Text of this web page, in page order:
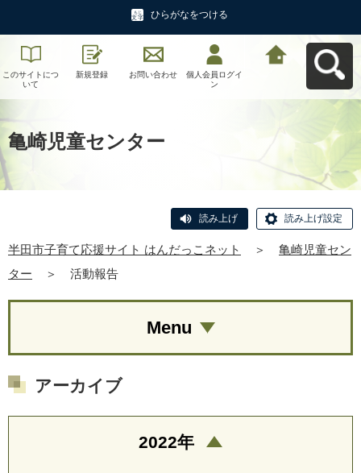
ひらがなをつける
このサイトにつ
いて
新規登録 お問い合わせ
個人会員ログイ
ン
亀崎児童センター
読み上げ 読み上げ設定
半田市子育て応援サイト はんだっこネット ＞
亀崎児童セン
ター
＞ 活動報告
Menu
アーカイブ
2022年